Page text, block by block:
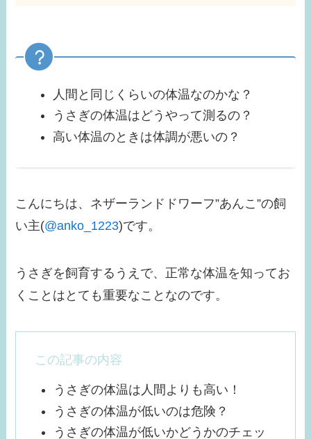
人間と同じくらいの体温なのかな？
うさぎの体温はどうやって測るの？
高い体温のときは体調が悪いの？
こんにちは、ネザーランドドワーフ”あんこ”の飼
い主(@anko_1223)です。
うさぎを飼育するうえで、正常な体温を知ってお
くことはとても重要なことなのです。
この記事の内容
うさぎの体温は人間よりも高い！
うさぎの体温が低いのは危険？
うさぎの体温が低いかどうかのチェッ